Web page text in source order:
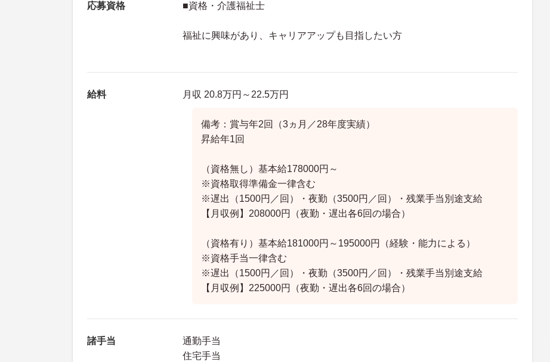
応募資格 ■資格・介護福祉士
福祉に興味があり、キャリアアップも目指したい方
給料 月収 20.8万円～22.5万円
備考：賞与年2回（3ヵ月／28年度実績）
昇給年1回
（資格無し）基本給178000円～
※資格取得準備金一律含む
※遅出（1500円／回）・夜勤（3500円／回）・残業手当別途支給
【月収例】208000円（夜勤・遅出各6回の場合）
（資格有り）基本給181000円～195000円（経験・能力による）
※資格手当一律含む
※遅出（1500円／回）・夜勤（3500円／回）・残業手当別途支給
【月収例】225000円（夜勤・遅出各6回の場合）
諸手当
通勤手当
住宅手当